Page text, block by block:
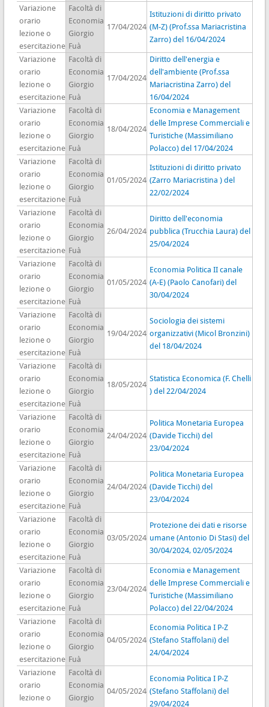
Variazione
orario
lezione o
esercitazione
Facoltà di
Economia
Giorgio
Fuà
17/04/2024
Istituzioni di diritto privato
(M-Z) (Prof.ssa Mariacristina
Zarro) del 16/04/2024
Variazione
orario
lezione o
esercitazione
Facoltà di
Economia
Giorgio
Fuà
17/04/2024
Diritto dell'energia e
dell'ambiente (Prof.ssa
Mariacristina Zarro) del
16/04/2024
Variazione
orario
lezione o
esercitazione
Facoltà di
Economia
Giorgio
Fuà
18/04/2024
Economia e Management
delle Imprese Commerciali e
Turistiche (Massimiliano
Polacco) del 17/04/2024
Variazione
orario
lezione o
esercitazione
Facoltà di
Economia
Giorgio
Fuà
01/05/2024
Istituzioni di diritto privato
(Zarro Mariacristina ) del
22/02/2024
Variazione
orario
lezione o
esercitazione
Facoltà di
Economia
Giorgio
Fuà
26/04/2024
Diritto dell'economia
pubblica (Trucchia Laura) del
25/04/2024
Variazione
orario
lezione o
esercitazione
Facoltà di
Economia
Giorgio
Fuà
01/05/2024
Economia Politica II canale
(A-E) (Paolo Canofari) del
30/04/2024
Variazione
orario
lezione o
esercitazione
Facoltà di
Economia
Giorgio
Fuà
19/04/2024
Sociologia dei sistemi
organizzativi (Micol Bronzini)
del 18/04/2024
Variazione
orario
lezione o
esercitazione
Facoltà di
Economia
Giorgio
Fuà
18/05/2024
Statistica Economica (F. Chelli
) del 22/04/2024
Variazione
orario
lezione o
esercitazione
Facoltà di
Economia
Giorgio
Fuà
24/04/2024
Politica Monetaria Europea
(Davide Ticchi) del
23/04/2024
Variazione
orario
lezione o
esercitazione
Facoltà di
Economia
Giorgio
Fuà
24/04/2024
Politica Monetaria Europea
(Davide Ticchi) del
23/04/2024
Variazione
orario
lezione o
esercitazione
Facoltà di
Economia
Giorgio
Fuà
03/05/2024
Protezione dei dati e risorse
umane (Antonio Di Stasi) del
30/04/2024, 02/05/2024
Variazione
orario
lezione o
esercitazione
Facoltà di
Economia
Giorgio
Fuà
23/04/2024
Economia e Management
delle Imprese Commerciali e
Turistiche (Massimiliano
Polacco) del 22/04/2024
Variazione
orario
lezione o
esercitazione
Facoltà di
Economia
Giorgio
Fuà
04/05/2024
Economia Politica I P-Z
(Stefano Staffolani) del
24/04/2024
Variazione
orario
lezione o
Facoltà di
Economia
Giorgio
04/05/2024
Economia Politica I P-Z
(Stefano Staffolani) del
29/04/2024